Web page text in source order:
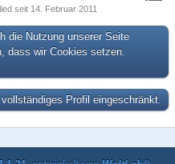
seit 14. Februar 2011
die Nutzung unserer Seite
dass wir Cookies setzen.
Profil eingeschränkt.